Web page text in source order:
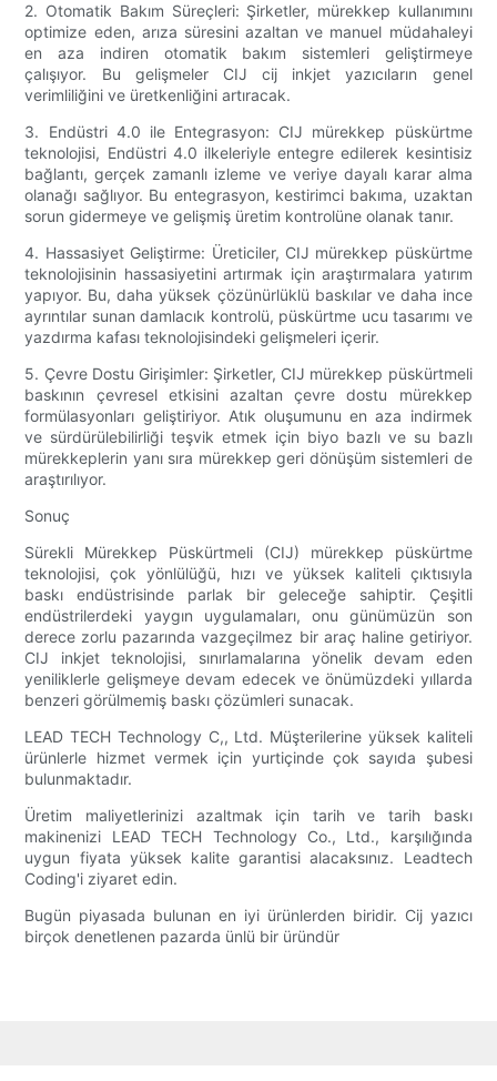
2. Otomatik Bakım Süreçleri: Şirketler, mürekkep kullanımını
optimize eden, arıza süresini azaltan ve manuel müdahaleyi
en aza indiren otomatik bakım sistemleri geliştirmeye
çalışıyor. Bu gelişmeler CIJ cij inkjet yazıcıların genel
verimliliğini ve üretkenliğini artıracak.
3. Endüstri 4.0 ile Entegrasyon: CIJ mürekkep püskürtme
teknolojisi, Endüstri 4.0 ilkeleriyle entegre edilerek kesintisiz
bağlantı, gerçek zamanlı izleme ve veriye dayalı karar alma
olanağı sağlıyor. Bu entegrasyon, kestirimci bakıma, uzaktan
sorun gidermeye ve gelişmiş üretim kontrolüne olanak tanır.
4. Hassasiyet Geliştirme: Üreticiler, CIJ mürekkep püskürtme
teknolojisinin hassasiyetini artırmak için araştırmalara yatırım
yapıyor. Bu, daha yüksek çözünürlüklü baskılar ve daha ince
ayrıntılar sunan damlacık kontrolü, püskürtme ucu tasarımı ve
yazdırma kafası teknolojisindeki gelişmeleri içerir.
5. Çevre Dostu Girişimler: Şirketler, CIJ mürekkep püskürtmeli
baskının çevresel etkisini azaltan çevre dostu mürekkep
formülasyonları geliştiriyor. Atık oluşumunu en aza indirmek
ve sürdürülebilirliği teşvik etmek için biyo bazlı ve su bazlı
mürekkeplerin yanı sıra mürekkep geri dönüşüm sistemleri de
araştırılıyor.
Sonuç
Sürekli Mürekkep Püskürtmeli (CIJ) mürekkep püskürtme
teknolojisi, çok yönlülüğü, hızı ve yüksek kaliteli çıktısıyla
baskı endüstrisinde parlak bir geleceğe sahiptir. Çeşitli
endüstrilerdeki yaygın uygulamaları, onu günümüzün son
derece zorlu pazarında vazgeçilmez bir araç haline getiriyor.
CIJ inkjet teknolojisi, sınırlamalarına yönelik devam eden
yeniliklerle gelişmeye devam edecek ve önümüzdeki yıllarda
benzeri görülmemiş baskı çözümleri sunacak.
LEAD TECH Technology C,, Ltd. Müşterilerine yüksek kaliteli
ürünlerle hizmet vermek için yurtiçinde çok sayıda şubesi
bulunmaktadır.
Üretim maliyetlerinizi azaltmak için tarih ve tarih baskı
makinenizi LEAD TECH Technology Co., Ltd., karşılığında
uygun fiyata yüksek kalite garantisi alacaksınız. Leadtech
Coding'i ziyaret edin.
Bugün piyasada bulunan en iyi ürünlerden biridir. Cij yazıcı
birçok denetlenen pazarda ünlü bir üründür